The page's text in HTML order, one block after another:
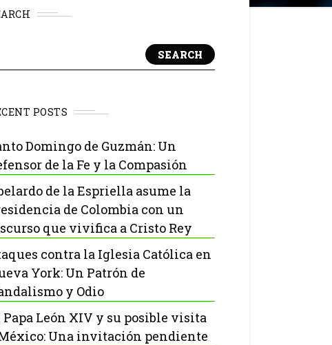
SEARCH
POSTS
Domingo de Guzmán: Un
de la Fe y la Compasión
de la Espriella asume la
de Colombia con un
que vivifica a Cristo Rey
contra la Iglesia Católica en
York: Un Patrón de
y Odio
Papa León XIV y su posible visita
Una invitación pendiente